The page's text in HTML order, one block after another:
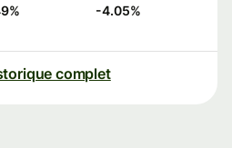
% -4.05%
complet